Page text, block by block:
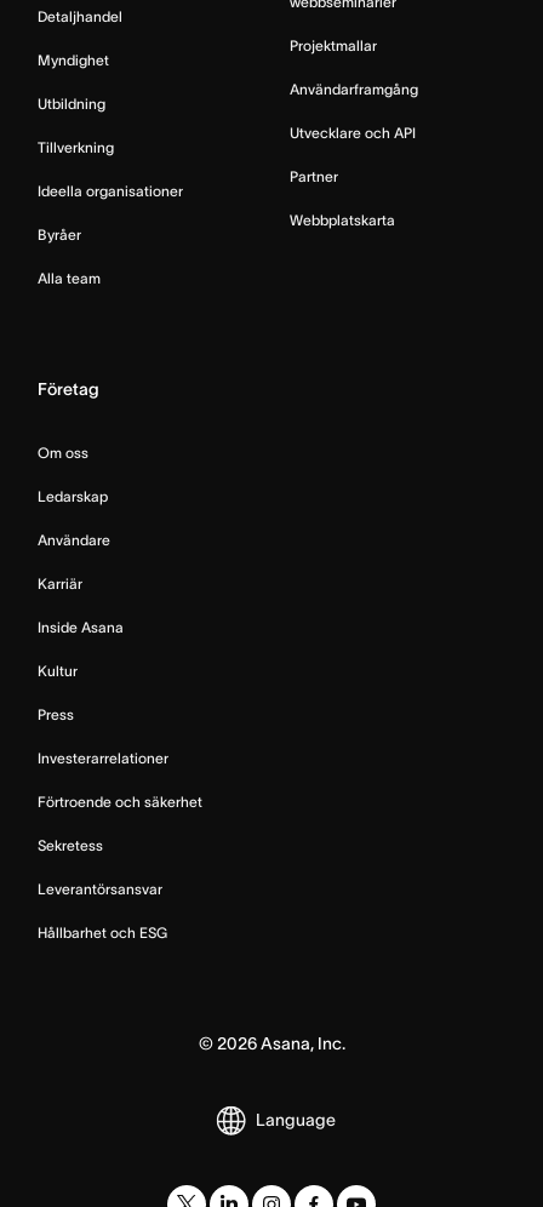
Detaljhandel
Myndighet
Utbildning
Tillverkning
Ideella organisationer
Byråer
Alla team
Projektmallar
Användarframgång
Utvecklare och API
Partner
Webbplatskarta
Företag
Om oss
Ledarskap
Användare
Karriär
Inside Asana
Kultur
Press
Investerarrelationer
Förtroende och säkerhet
Sekretess
Leverantörsansvar
Hållbarhet och ESG
© 2026Asana, Inc.
Language